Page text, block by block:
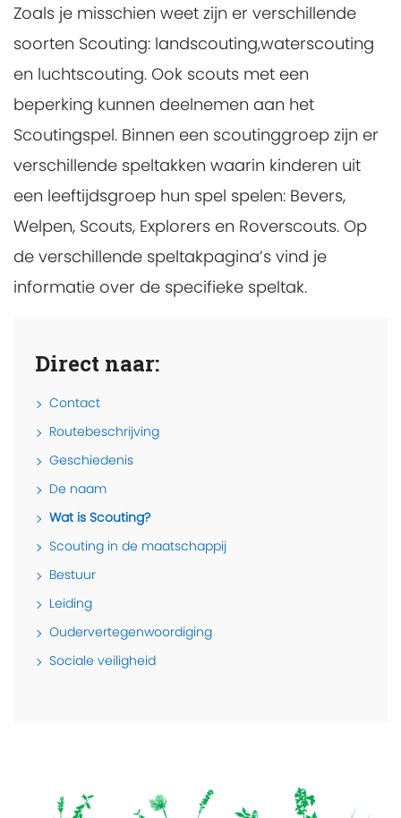
Zoals je misschien weet zijn er verschillende
soorten Scouting: landscouting,waterscouting
en luchtscouting. Ook scouts met een
beperking kunnen deelnemen aan het
Scoutingspel. Binnen een scoutinggroep zijn er
verschillende speltakken waarin kinderen uit
een leeftijdsgroep hun spel spelen: Bevers,
Welpen, Scouts, Explorers en Roverscouts. Op
de verschillende speltakpagina’s vind je
informatie over de specifieke speltak.
Direct naar:
Contact
Routebeschrijving
Geschiedenis
De naam
Wat is Scouting?
Scouting in de maatschappij
Bestuur
Leiding
Oudervertegenwoordiging
Sociale veiligheid